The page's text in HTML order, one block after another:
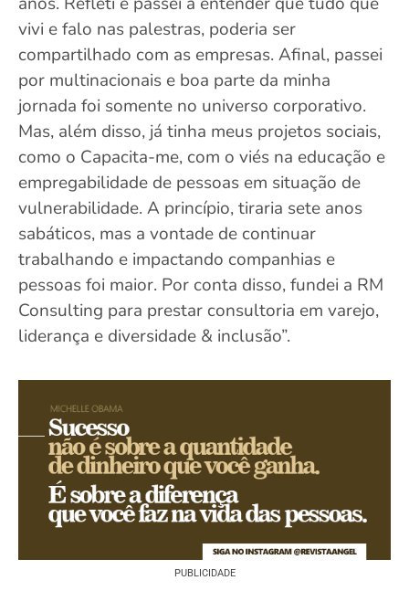
vivi e falo nas palestras, poderia ser
compartilhado com as empresas. Afinal, passei
por multinacionais e boa parte da minha
jornada foi somente no universo corporativo.
Mas, além disso, já tinha meus projetos sociais,
como o Capacita-me, com o viés na educação e
empregabilidade de pessoas em situação de
vulnerabilidade. A princípio, tiraria sete anos
sabáticos, mas a vontade de continuar
trabalhando e impactando companhias e
pessoas foi maior. Por conta disso, fundei a RM
Consulting para prestar consultoria em varejo,
liderança e diversidade & inclusão”.
PUBLICIDADE